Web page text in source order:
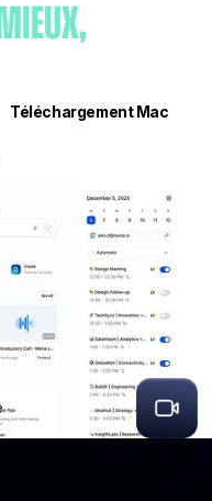
mieux,
Téléchargement Mac